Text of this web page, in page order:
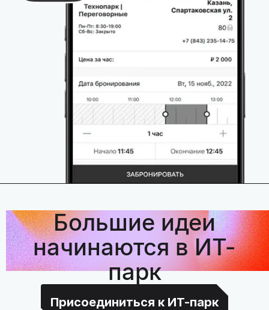
Большие идеи
начинаются в ИТ-
парк
Присоединиться к ИТ-парк